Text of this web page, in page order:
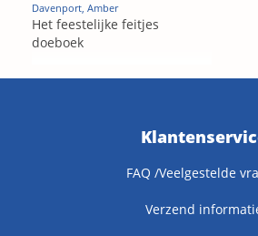
Davenport, Amber
Het feestelijke feitjes
doeboek
FAQ /Veelgestelde
Verzend